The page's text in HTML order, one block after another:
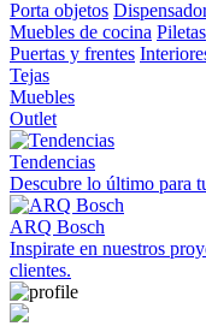
Porta objetos
Muebles de cocina Piletas
Puertas y frentes
Tejas
Muebles
Outlet
Tendencias
Descubre lo último para
ARQ Bosch
Inspirate en nuestros
clientes.